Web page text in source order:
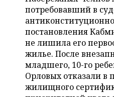
НЕФТЬ
ОПК
ЭНЕРГЕТИКА
РОЗНИЧНАЯ ТОРГОВЛЯ
ТРАНСПОРТ
НОВОСТИ ТЕХНОЛОГИЙ
ТЕЛЕКОММУНИКАЦИИ
МЕРОПРИЯТИЯ
НОВОСТИ МЕРОПРИЯТИЙ
ВЫЕЗДНАЯ РЕДАКЦИЯ
БИЗНЕС-БРАНЧИ
СПОРТ
НОВОСТИ СПОРТА
ФУТБОЛ
ОБЩЕСТВО
НОВОСТИ ОБЩЕСТВА
ФОТОГАЛЕРЕЯ
потребовавший в
постановления
не лишила его
жилье. После
младшего, 10-го
Орловых отказали в
жилищного